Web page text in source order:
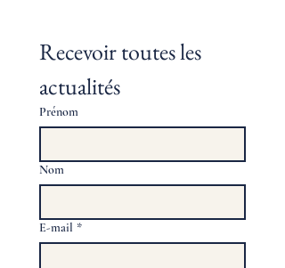
Recevoir toutes les
actualités
Prénom
Nom
E-mail *